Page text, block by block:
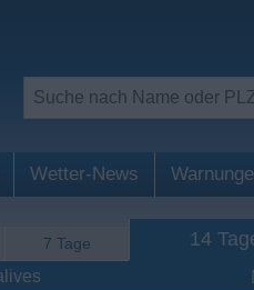
Wetter-News
7 Tage 14